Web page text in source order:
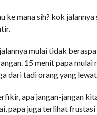
ke mana sih? kok
mulai tidak
15 menit papa
dari tadi orang yang
apa jangan-jangan
papa juga terlihat